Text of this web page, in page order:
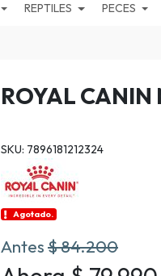
REPTILES PECES
ROYAL CANIN
SKU: 7896181212324
Agotado.
Antes$ 84.200